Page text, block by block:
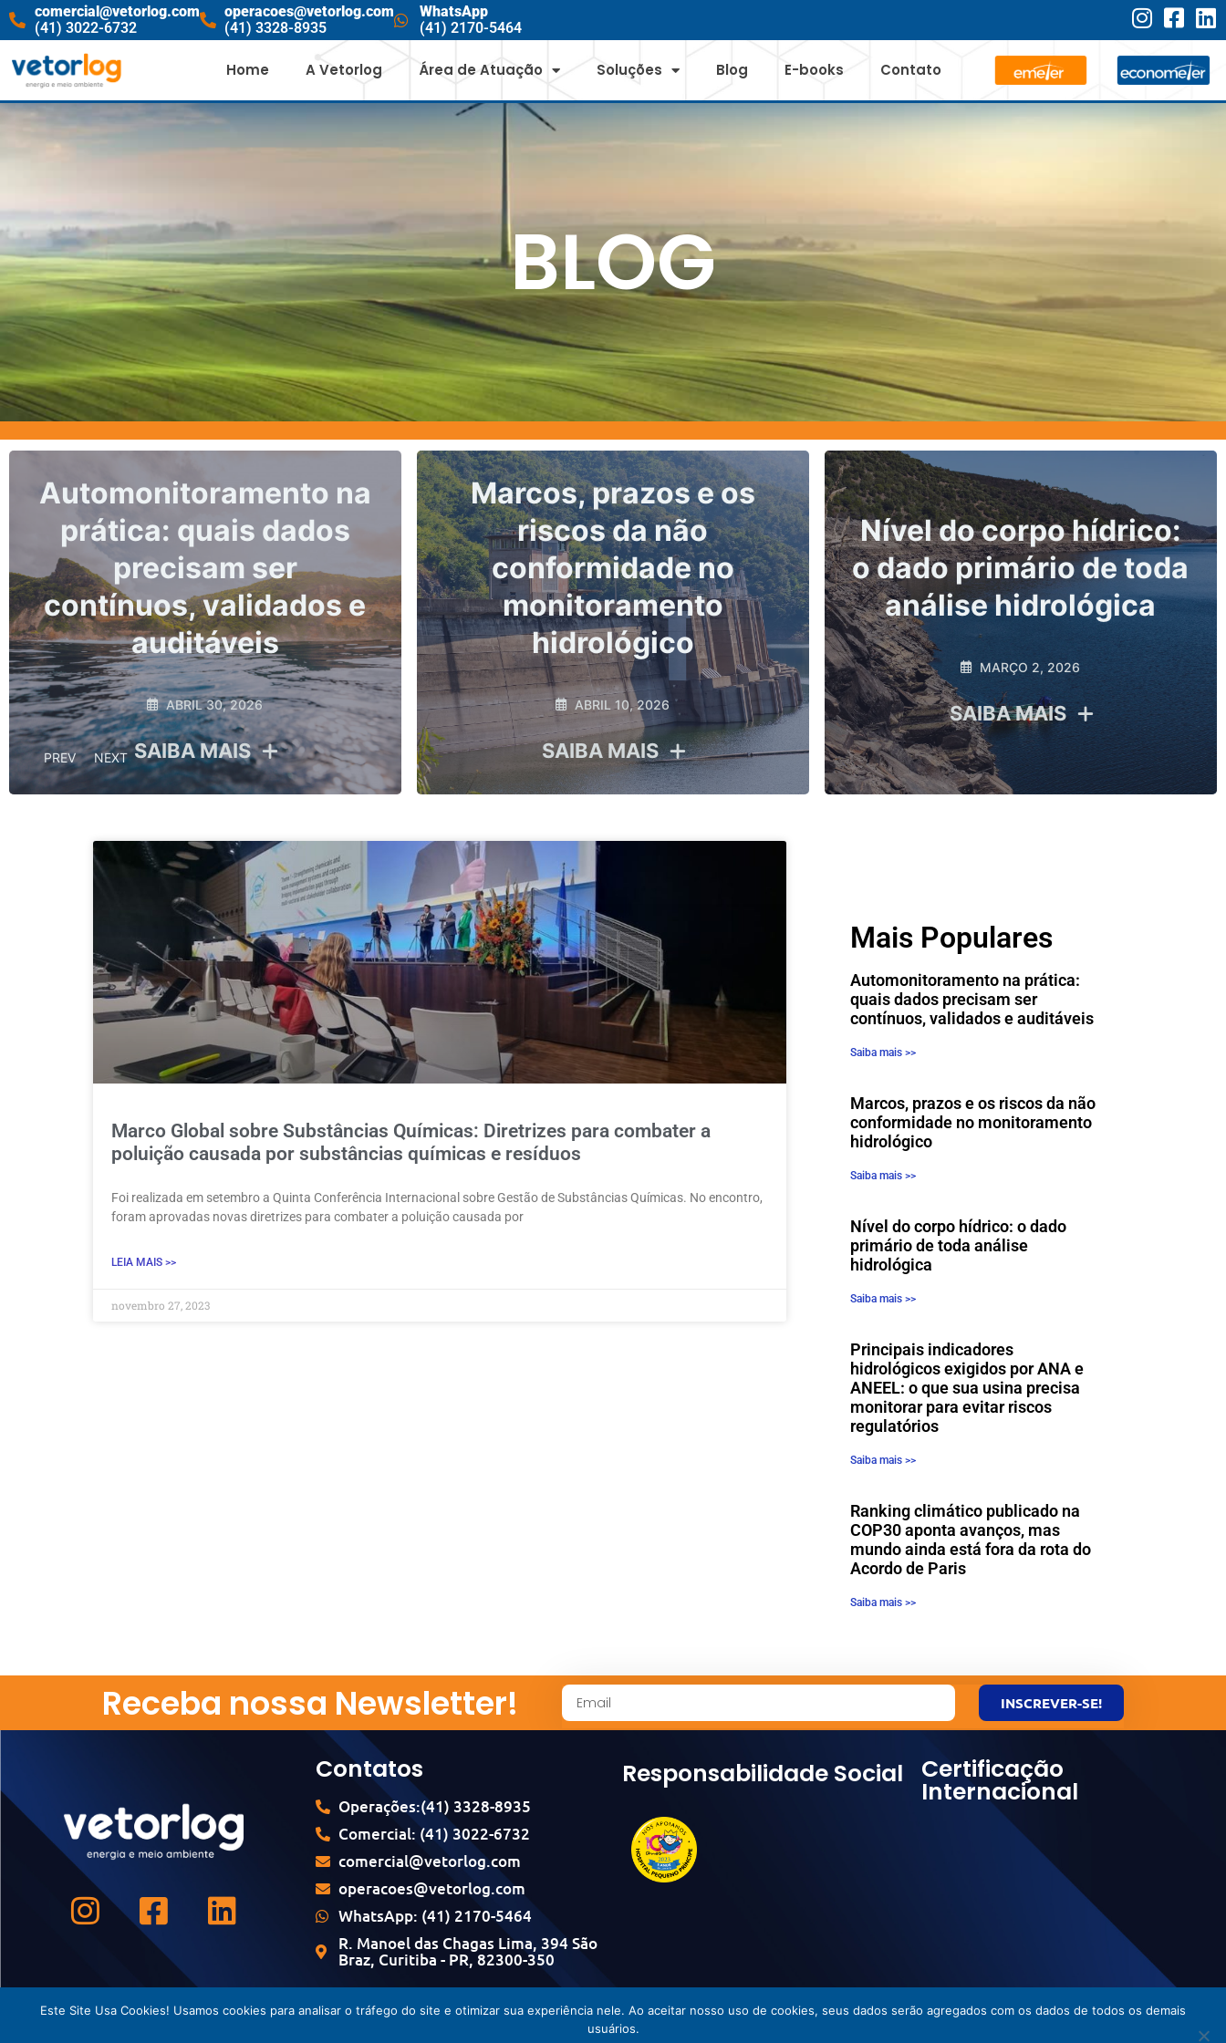
comercial@vetorlog.com
(41) 3022-6732
operacoes@vetorlog.com
(41) 3328-8935
WhatsApp
(41) 2170-5464
Home A Vetorlog Área de Atuação Soluções Blog E-books Contato
BLOG
Marcos, prazos e os
riscos da não
conformidade no
monitoramento
hidrológico
ABRIL 10, 2026
SAIBA MAIS
Nível do corpo hídrico:
o dado primário de toda
análise hidrológica
MARÇO 2, 2026
SAIBA MAIS
Principais indicadores
hidrológicos exigidos
por ANA e ANEEL: o
que sua usina precisa
monitorar para evitar
riscos regulatórios
FEVEREIRO 20, 2026
SAIBA MAIS
PREV NEXT
Marco Global sobre Substâncias Químicas: Diretrizes para combater a
poluição causada por substâncias químicas e resíduos
Foi realizada em setembro a Quinta Conferência Internacional sobre Gestão de Substâncias Químicas. No encontro,
foram aprovadas novas diretrizes para combater a poluição causada por
LEIA MAIS >>
novembro 27, 2023
Mais Populares
Automonitoramento na prática:
quais dados precisam ser
contínuos, validados e auditáveis
Saiba mais >>
Marcos, prazos e os riscos da não
conformidade no monitoramento
hidrológico
Saiba mais >>
Nível do corpo hídrico: o dado
primário de toda análise
hidrológica
Saiba mais >>
Principais indicadores
hidrológicos exigidos por ANA e
ANEEL: o que sua usina precisa
monitorar para evitar riscos
regulatórios
Saiba mais >>
Ranking climático publicado na
COP30 aponta avanços, mas
mundo ainda está fora da rota do
Acordo de Paris
Saiba mais >>
Receba nossa Newsletter! INSCREVER-SE!
Contatos
Operações:(41) 3328-8935
Comercial: (41) 3022-6732
comercial@vetorlog.com
operacoes@vetorlog.com
WhatsApp: (41) 2170-5464
R. Manoel das Chagas Lima, 394 São
Braz, Curitiba - PR, 82300-350
Responsabilidade Social Certificação
Internacional
Vetorlog © Todos os direitos reservados - Desenvolvido por Incom
Este Site Usa Cookies! Usamos cookies para analisar o tráfego do site e otimizar sua experiência nele. Ao aceitar nosso uso de cookies, seus dados serão agregados com os dados de todos os demais
usuários.